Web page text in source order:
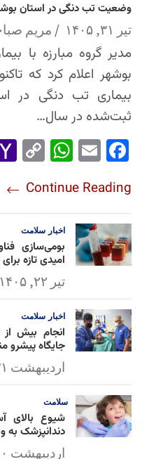
وضعیت تب دنگی در استان
تیر ۳۱, ۱۴۰۵ مریم
مدیر گروه مبارزه با
بوشهر اعلام کرد که
بیماری تب دنگی در
ثبت‌شده در سال…
Fac
ok
Em
Wh
Ap
p
Co
Lin
k
Continue Reading
اخبار سلامت
بومی‌سازی
امیدی تازه
تیر ۲۲, ۱۴۰۵
اخبار سلامت
جایگاه پیشرو منطقه با
اردیبهشت ۳۱, ۱۴۰۵
سلامت
شیوع بالای
دندانپزشک به
اردیبهشت ۱۰, ۱۴۰۵